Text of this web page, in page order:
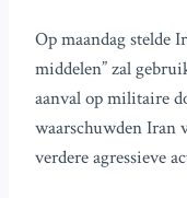
Op maandag stelde
middelen” zal
aanval op militaire
waarschuwden Iran
verdere agressieve